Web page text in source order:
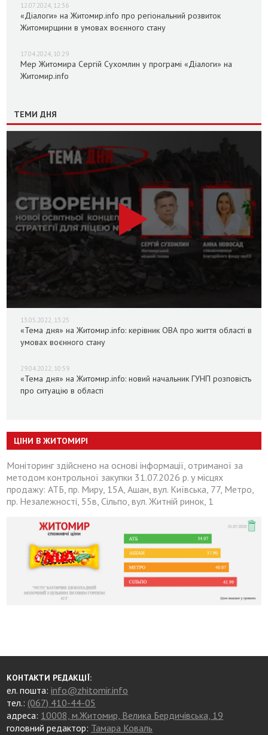
12.07.2024, 12:36
«Діалоги» на Житомир.info про регіональний розвиток
Житомирщини в умовах воєнного стану
17.04.2024, 10:29
Мер Житомира Сергій Сухомлин у програмі «Діалоги» на
Житомир.info
ТЕМИ ДНЯ
13.05.2022, 13:25
«Тема дня» на Житомир.info: керівник ОВА про життя області в
умовах воєнного стану
29.04.2022, 10:59
«Тема дня» на Житомир.info: новий начальник ГУНП розповість
про ситуацію в області
ЦІНИ В ЖИТОМИРІ
Моніторинг здійснено на основі інформації, отриманої за
методом контрольної закупки 31.07.2026 р. у місцях
продажу: АТБ, пр. Миру, 15А, Ашан, вул. Київська, 77, Метро,
пр. Незалежності, 55в, Сільпо, вул. Житній ринок, 1
КОНТАКТИ РЕДАКЦІЇ:
ел. пошта:info@zhitomir.info
тел.: (067) 410-44-05
адреса: 10008, м.Житомир, Велика Бердичівська, 19
головний редактор: Тамара Коваль